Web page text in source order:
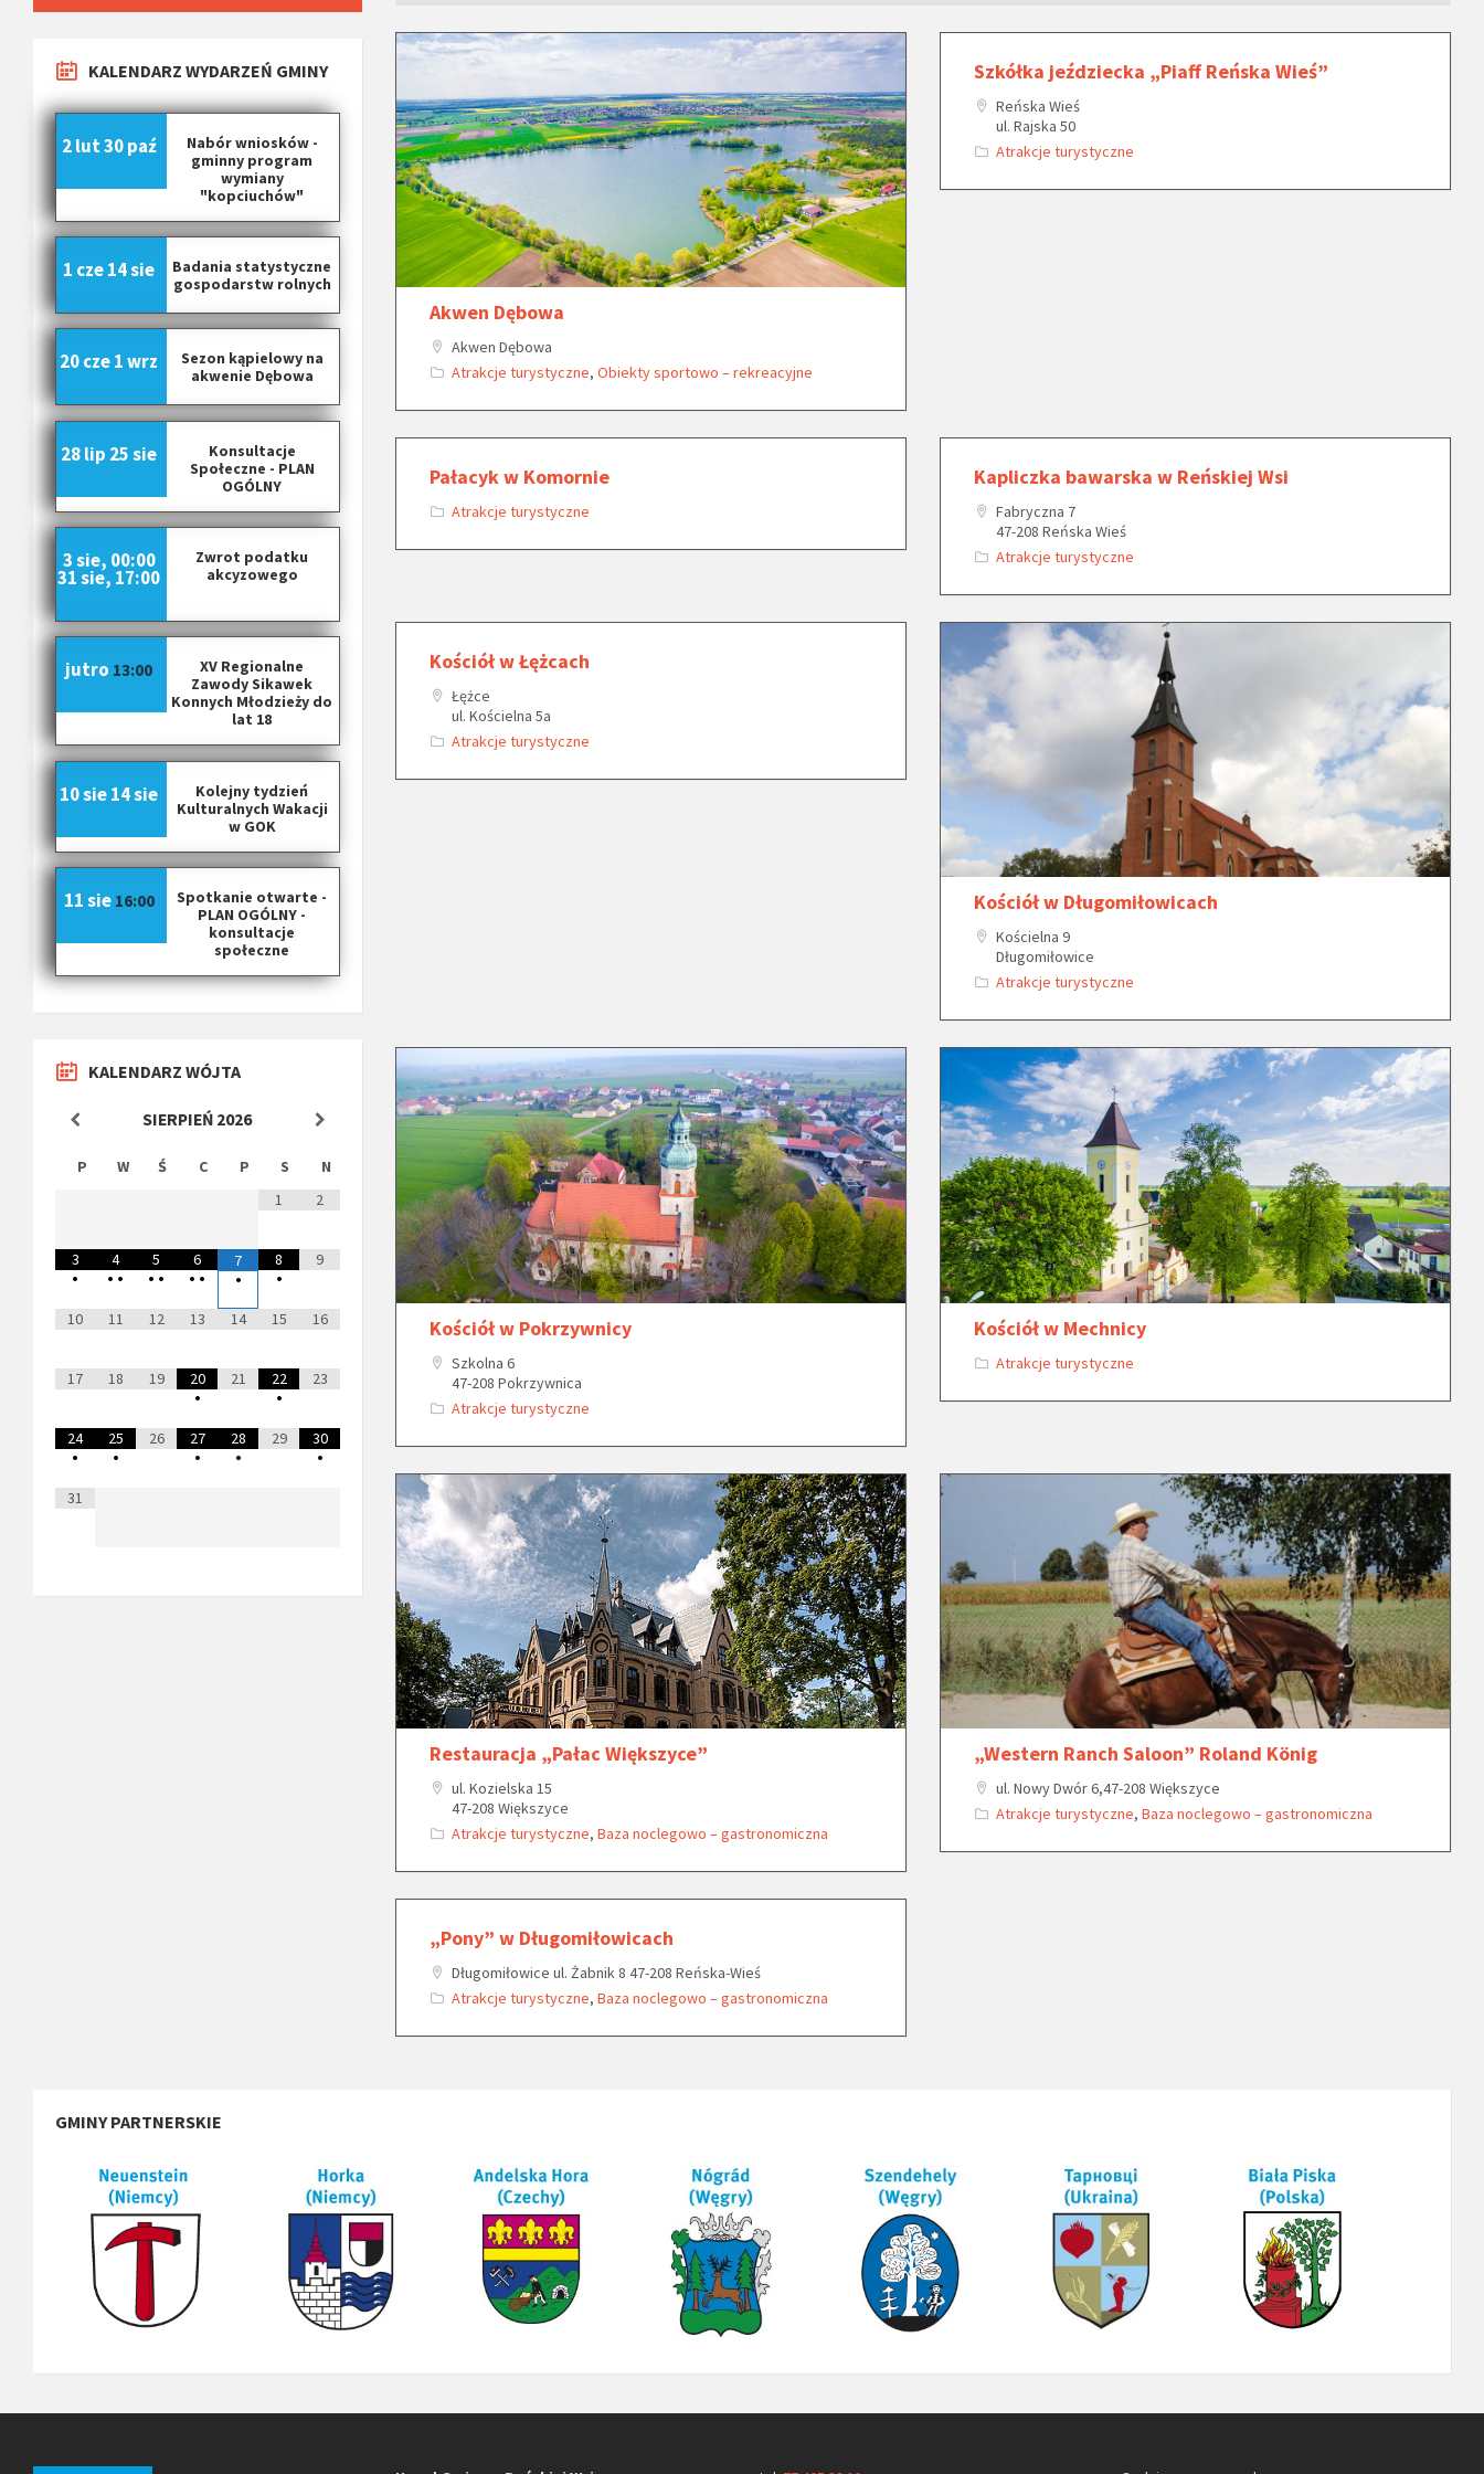
Akwen Dębowa
Akwen Dębowa
Atrakcje turystyczne,Obiekty sportowo – rekreacyjne
Szkółka jeździecka „Piaff Reńska Wieś”
Reńska Wieś
ul. Rajska 50
Atrakcje turystyczne
Pałacyk w Komornie
Atrakcje turystyczne
Kapliczka bawarska w Reńskiej Wsi
Fabryczna 7
47-208 Reńska Wieś
Atrakcje turystyczne
Kościół w Łężcach
Łężce
ul. Kościelna 5a
Atrakcje turystyczne
Kościół w Długomiłowicach
Kościelna 9
Długomiłowice
Atrakcje turystyczne
Kościół w Pokrzywnicy
Szkolna 6
47-208 Pokrzywnica
Atrakcje turystyczne
Kościół w Mechnicy
Atrakcje turystyczne
Restauracja „Pałac Większyce”
ul. Kozielska 15
47-208 Większyce
Atrakcje turystyczne,Baza noclegowo – gastronomiczna
„Western Ranch Saloon” Roland König
ul. Nowy Dwór 6,47-208 Większyce
Atrakcje turystyczne,Baza noclegowo – gastronomiczna
„Pony” w Długomiłowicach
Długomiłowice ul. Żabnik 8 47-208 Reńska-Wieś
Atrakcje turystyczne,Baza noclegowo – gastronomiczna
KALENDARZ WYDARZEŃ GMINY
Nabór wniosków -
gminny program
wymiany
"kopciuchów"
2 lut30 paź
Badania statystyczne
gospodarstw rolnych
1 cze14 sie
Sezon kąpielowy na
akwenie Dębowa
20 cze1 wrz
Konsultacje
Społeczne - PLAN
OGÓLNY
28 lip 25 sie
Zwrot podatku
akcyzowego
3 sie, 00:00
31 sie, 17:00
XV Regionalne
Zawody Sikawek
Konnych Młodzieży do
lat 18
jutro 13:00
Kolejny tydzień
Kulturalnych Wakacji
w GOK
10 sie14 sie
Spotkanie otwarte -
PLAN OGÓLNY -
konsultacje
społeczne
11 sie 16:00
KALENDARZ WÓJTA
SIERPIEŃ 2026
P W Ś C P S
N
1
2
3
•
4
• •
5
• •
6
• •
7
•
8
•
9
10 11 12 13 14 15 16
17 18 19
20
•
21
22
•
23
24
•
25
•
26
27
•
28
•
29
30
•
31
GMINY PARTNERSKIE